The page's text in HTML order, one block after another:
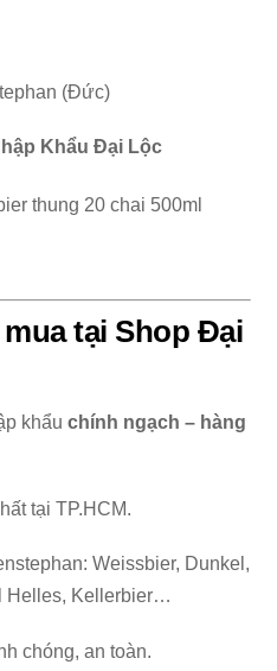
(Đức)
Khẩu Đại Lộc
tại Shop Đại
khẩu chính ngạch – hàng
tại TP.HCM.
Weissbier, Dunkel,
Helles, Kellerbier…
chóng, an toàn.